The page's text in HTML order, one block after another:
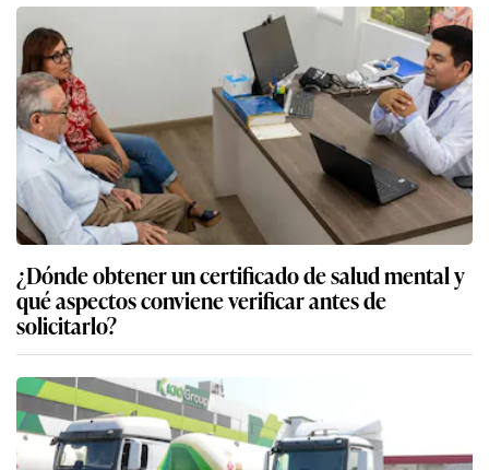
¿Dónde obtener un certificado de salud mental y
qué aspectos conviene verificar antes de
solicitarlo?